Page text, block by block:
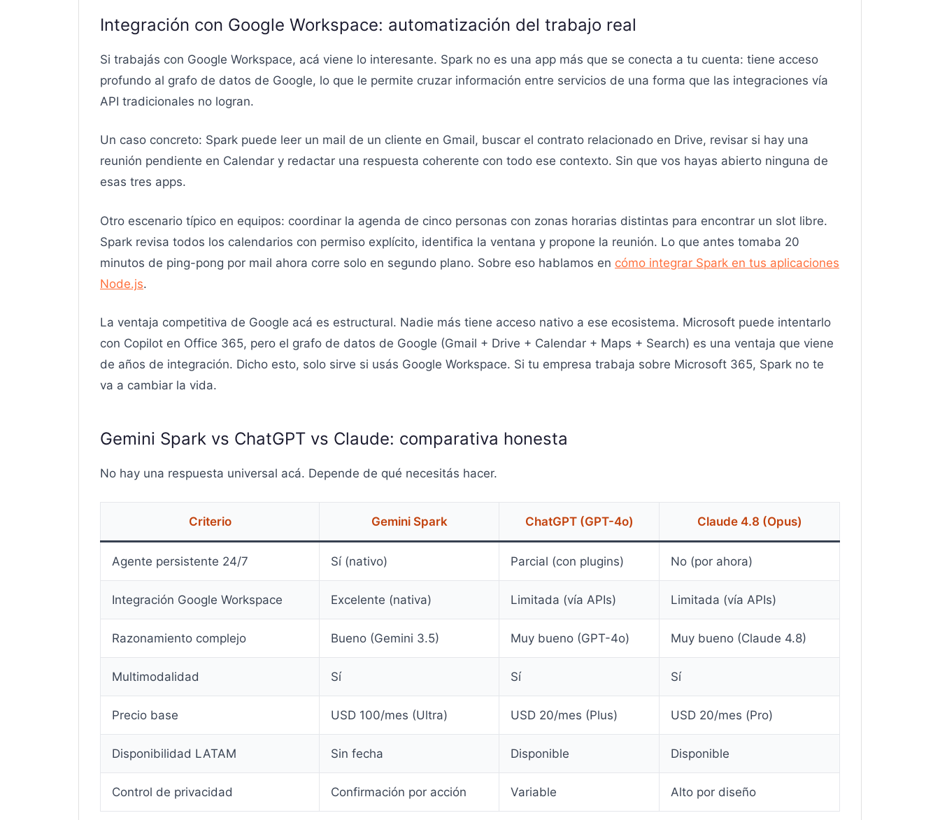
Integración con Google Workspace: automatización del trabajo real
Si trabajás con Google Workspace, acá viene lo interesante. Spark no es una app más que se conecta a tu cuenta: tiene acceso
profundo al grafo de datos de Google, lo que le permite cruzar información entre servicios de una forma que las integraciones vía
API tradicionales no logran.
Un caso concreto: Spark puede leer un mail de un cliente en Gmail, buscar el contrato relacionado en Drive, revisar si hay una
reunión pendiente en Calendar y redactar una respuesta coherente con todo ese contexto. Sin que vos hayas abierto ninguna de
esas tres apps.
Otro escenario típico en equipos: coordinar la agenda de cinco personas con zonas horarias distintas para encontrar un slot libre.
Spark revisa todos los calendarios con permiso explícito, identifica la ventana y propone la reunión. Lo que antes tomaba 20
minutos de ping-pong por mail ahora corre solo en segundo plano. Sobre eso hablamos en cómo integrar Spark en tus aplicaciones
Node.js.
La ventaja competitiva de Google acá es estructural. Nadie más tiene acceso nativo a ese ecosistema. Microsoft puede intentarlo
con Copilot en Office 365, pero el grafo de datos de Google (Gmail + Drive + Calendar + Maps + Search) es una ventaja que viene
de años de integración. Dicho esto, solo sirve si usás Google Workspace. Si tu empresa trabaja sobre Microsoft 365, Spark no te
va a cambiar la vida.
Gemini Spark vs ChatGPT vs Claude: comparativa honesta
No hay una respuesta universal acá. Depende de qué necesitás hacer.
Criterio Gemini Spark ChatGPT (GPT-4o) Claude 4.8 (Opus)
Agente persistente 24/7 Sí (nativo) Parcial (con plugins) No (por ahora)
Integración Google Workspace Excelente (nativa) Limitada (vía APIs) Limitada (vía APIs)
Razonamiento complejo Bueno (Gemini 3.5) Muy bueno (GPT-4o) Muy bueno (Claude 4.8)
Multimodalidad Sí Sí Sí
Precio base USD 100/mes (Ultra) USD 20/mes (Plus) USD 20/mes (Pro)
Disponibilidad LATAM Sin fecha Disponible Disponible
Control de privacidad Confirmación por acción Variable Alto por diseño